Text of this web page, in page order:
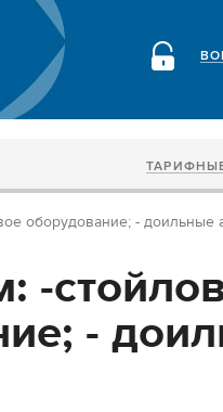
оборудование; - доильные
-
-